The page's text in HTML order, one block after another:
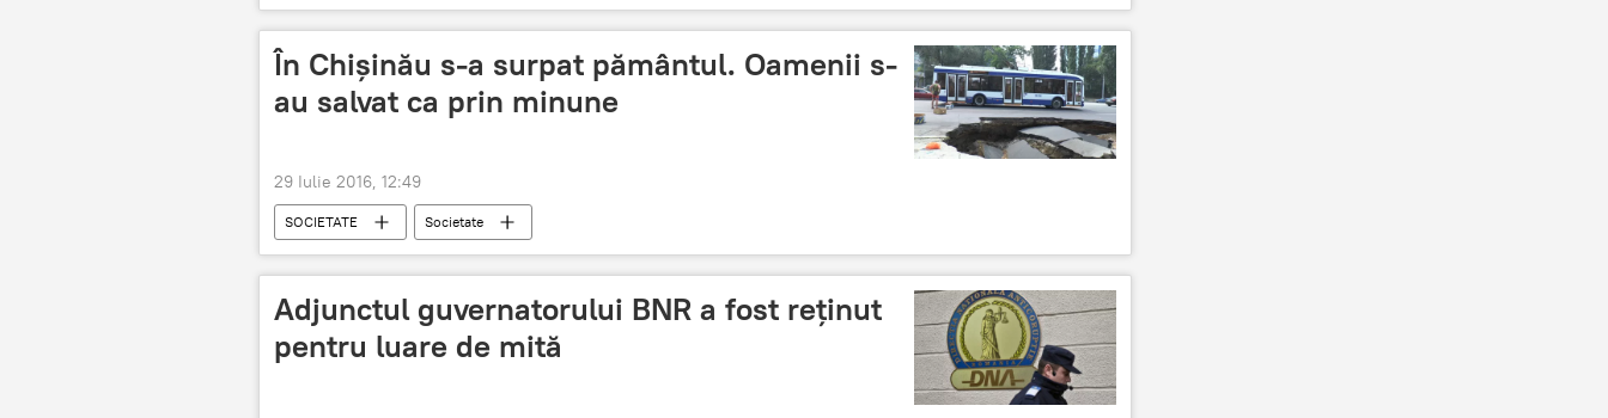
În Chișinău s-a surpat pământul. Oamenii s-
au salvat ca prin minune
29 Iulie 2016, 12:49
SOCIETATE Societate
Adjunctul guvernatorului BNR a fost reținut
pentru luare de mită